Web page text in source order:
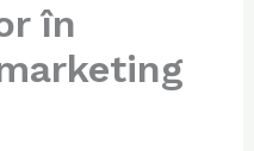
în